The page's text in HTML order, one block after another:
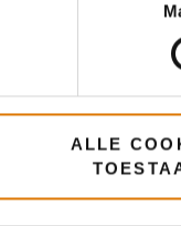
ALLE